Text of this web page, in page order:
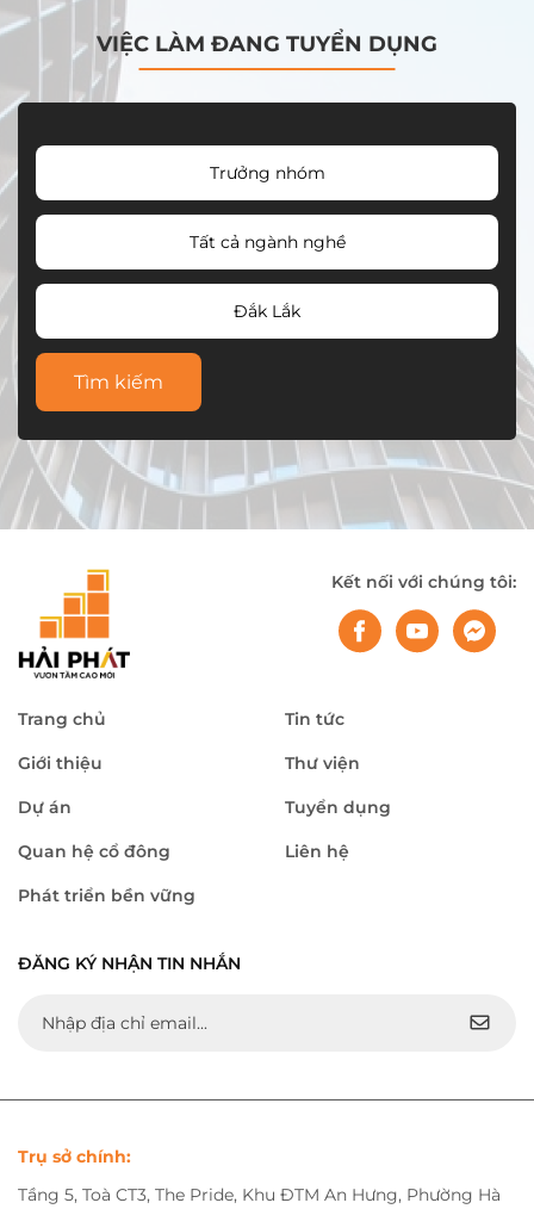
VIỆC LÀM ĐANG TUYỂN DỤNG
Trưởng nhóm
Tất cả ngành nghề
Đắk Lắk
Tìm kiếm
Kết nối với chúng tôi:
Trang chủ
Giới thiệu
Dự án
Quan hệ cổ đông
Phát triển bền vững
Tin tức
Thư viện
Tuyển dụng
Liên hệ
ĐĂNG KÝ NHẬN TIN NHẮN
Trụ sở chính:
Tầng 5, Toà CT3, The Pride, Khu ĐTM An Hưng, Phường Hà